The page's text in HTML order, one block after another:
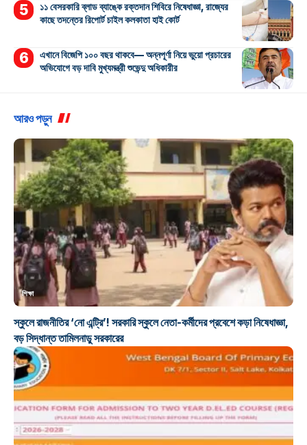
১১ বেসরকারি ব্লাড ব্যাঙ্কে রক্তদান শিবিরে নিষেধাজ্ঞা, রাজ্যের
কাছে তদন্তের রিপোর্ট চাইল কলকাতা হাই কোর্ট
এখানে বিজেপি ১০০ বছর থাকবে— অন্নপূর্ণা নিয়ে ভুয়ো প্রচারের
অভিযোগে বড় দাবি মুখ্যমন্ত্রী শুভেন্দু অধিকারীর
আরও পড়ুন
শিক্ষা
স্কুলে রাজনীতির ‘নো এন্ট্রি’! সরকারি স্কুলে নেতা-কর্মীদের প্রবেশে কড়া নিষেধাজ্ঞা,
বড় সিদ্ধান্ত তামিলনাড়ু সরকারের